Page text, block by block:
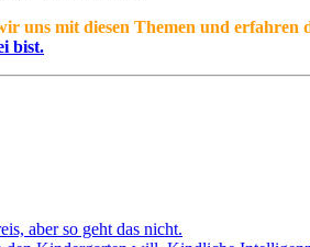
uns mit diesen Themen und erfahren
bist.
aber so geht das nicht.